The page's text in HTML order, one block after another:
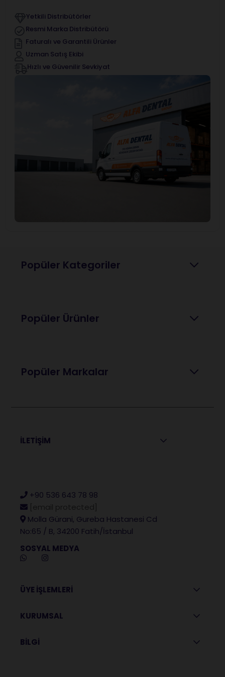
Yetkili Distribütörler
Resmi Marka Distribütörü
Faturalı ve Garantili Ürünler
Uzman Satış Ekibi
Hızlı ve Güvenilir Sevkiyat
Popüler Kategoriler
Popüler Ürünler
Popüler Markalar
İLETİŞİM
+90 536 643 78 98
Molla Gürani, Gureba Hastanesi Cd
No:65 / B, 34200 Fatih/İstanbul
SOSYAL MEDYA
ÜYE İŞLEMLERİ
KURUMSAL
BİLGİ